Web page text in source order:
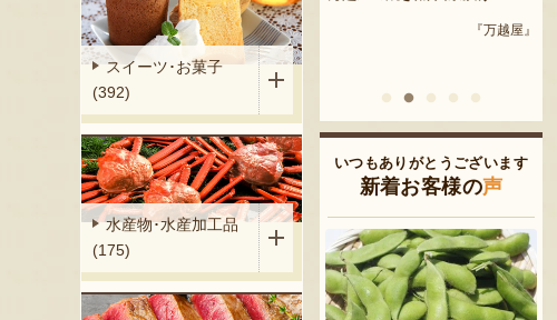
スイーツ･お菓子
(392)
水産物･水産加工品
(175)
式会社 三幸』 『万越屋』 『サンクスファーム黒鳥』
いつもありがとうございます
新着お客様の声